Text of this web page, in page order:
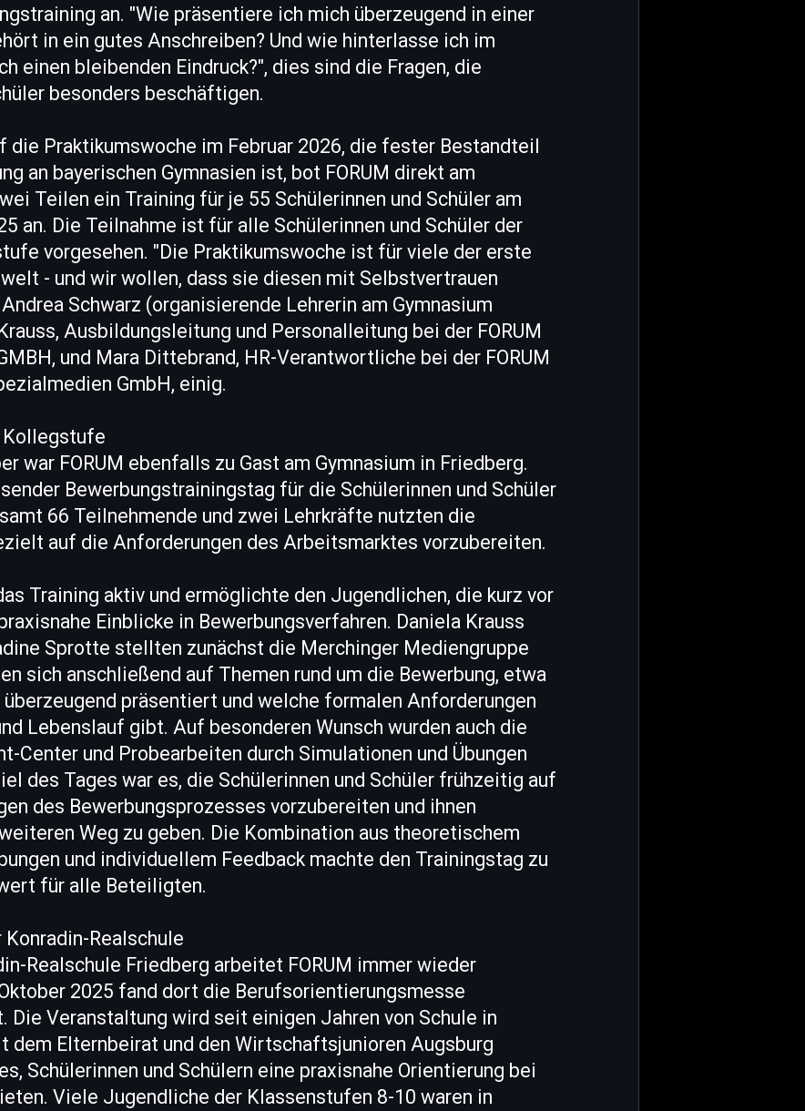
an. "Wie präsentiere ich mich überzeugend in einer
in ein gutes Anschreiben? Und wie hinterlasse ich im
einen bleibenden Eindruck?", dies sind die Fragen, die
besonders beschäftigen.
die Praktikumswoche im Februar 2026, die fester Bestandteil
an bayerischen Gymnasien ist, bot FORUM direkt am
Teilen ein Training für je 55 Schülerinnen und Schüler am
an. Die Teilnahme ist für alle Schülerinnen und Schüler der
vorgesehen. "Die Praktikumswoche ist für viele der erste
- und wir wollen, dass sie diesen mit Selbstvertrauen
Schwarz (organisierende Lehrerin am Gymnasium
Ausbildungsleitung und Personalleitung bei der FORUM
und Mara Dittebrand, HR-Verantwortliche bei der FORUM
GmbH, einig.
war FORUM ebenfalls zu Gast am Gymnasium in Friedberg.
Bewerbungstrainingstag für die Schülerinnen und Schüler
66 Teilnehmende und zwei Lehrkräfte nutzten die
auf die Anforderungen des Arbeitsmarktes vorzubereiten.
Training aktiv und ermöglichte den Jugendlichen, die kurz vor
Einblicke in Bewerbungsverfahren. Daniela Krauss
Sprotte stellten zunächst die Merchinger Mediengruppe
sich anschließend auf Themen rund um die Bewerbung, etwa
präsentiert und welche formalen Anforderungen
Lebenslauf gibt. Auf besonderen Wunsch wurden auch die
Center und Probearbeiten durch Simulationen und Übungen
des Tages war es, die Schülerinnen und Schüler frühzeitig auf
des Bewerbungsprozesses vorzubereiten und ihnen
Weg zu geben. Die Kombination aus theoretischem
und individuellem Feedback machte den Trainingstag zu
für alle Beteiligten.
Realschule
Realschule Friedberg arbeitet FORUM immer wieder
2025 fand dort die Berufsorientierungsmesse
Die Veranstaltung wird seit einigen Jahren von Schule in
dem Elternbeirat und den Wirtschaftsjunioren Augsburg
Schülerinnen und Schülern eine praxisnahe Orientierung bei
Viele Jugendliche der Klassenstufen 8-10 waren in